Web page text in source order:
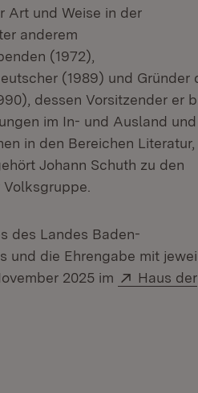
Art und Weise in der
anderem
(1972),
(1989) und Gründer
dessen Vorsitzender er
im In- und Ausland
in den Bereichen Literatur,
Johann Schuth zu den
des Landes Baden-
und die Ehrengabe mit
2025 im
Extern:
Haus der